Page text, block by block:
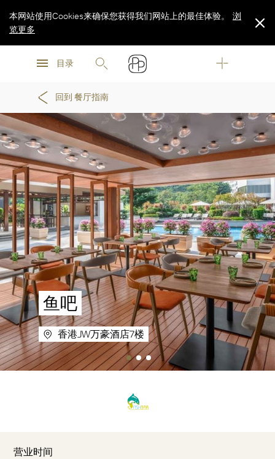
浏
目录
本网站使用Cookies来确保您获得我们网站上的最佳体验。
浏
览更多
回到 餐厅指南
鱼吧
香港JW万豪酒店7楼
营业时间